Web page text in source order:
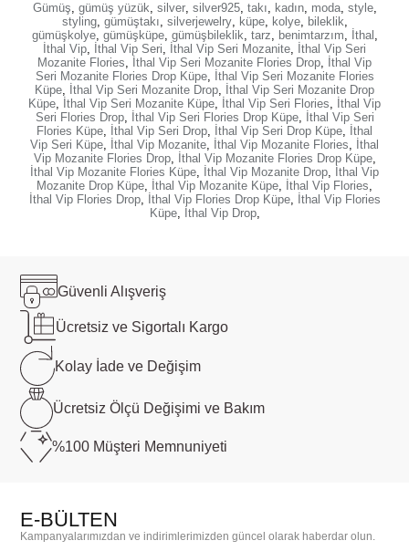
Gümüş, gümüş yüzük, silver, silver925, takı, kadın, moda, style,
styling, gümüştakı, silverjewelry, küpe, kolye, bileklik,
gümüşkolye, gümüşküpe, gümüşbileklik, tarz, benimtarzım, İthal ,
İthal Vip, İthal Vip Seri, İthal Vip Seri Mozanite, İthal Vip Seri
Mozanite Flories, İthal Vip Seri Mozanite Flories Drop, İthal Vip
Seri Mozanite Flories Drop Küpe, İthal Vip Seri Mozanite Flories
Küpe, İthal Vip Seri Mozanite Drop, İthal Vip Seri Mozanite Drop
Küpe, İthal Vip Seri Mozanite Küpe, İthal Vip Seri Flories, İthal Vip
Seri Flories Drop, İthal Vip Seri Flories Drop Küpe, İthal Vip Seri
Flories Küpe, İthal Vip Seri Drop, İthal Vip Seri Drop Küpe, İthal
Vip Seri Küpe, İthal Vip Mozanite, İthal Vip Mozanite Flories, İthal
Vip Mozanite Flories Drop, İthal Vip Mozanite Flories Drop Küpe,
İthal Vip Mozanite Flories Küpe, İthal Vip Mozanite Drop, İthal Vip
Mozanite Drop Küpe, İthal Vip Mozanite Küpe, İthal Vip Flories,
İthal Vip Flories Drop, İthal Vip Flories Drop Küpe, İthal Vip Flories
Küpe, İthal Vip Drop,
Güvenli Alışveriş
Ücretsiz ve Sigortalı Kargo
Kolay İade ve Değişim
Ücretsiz Ölçü Değişimi ve Bakım
%100 Müşteri Memnuniyeti
E-BÜLTEN
Kampanyalarımızdan ve indirimlerimizden güncel olarak haberdar olun.